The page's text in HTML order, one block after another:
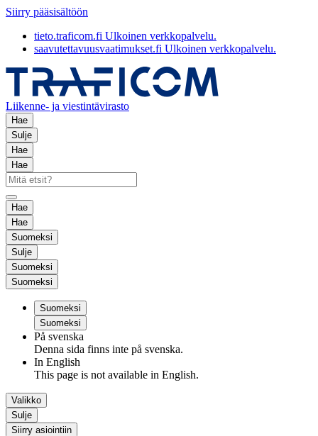
Siirry pääsisältöön
tieto.traficom.fi Ulkoinen verkkopalvelu.
saavutettavuusvaatimukset.fi Ulkoinen verkkopalvelu.
Liikenne- ja viestintävirasto
Hae
Sulje
Hae
Hae
Hae
Hae
Suomeksi
Sulje
Suomeksi
Suomeksi
Suomeksi
Suomeksi
På svenska
Denna sida finns inte på svenska.
In English
This page is not available in English.
Valikko
Sulje
Siirry asiointiin